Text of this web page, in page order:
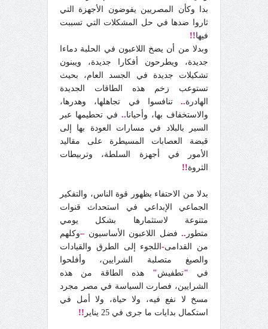
بدا وكأن المصريين يفوضون الأجهزة التي
ثاروا ضدها في حل المشكلات التي تسببت
فيها!!
وبدلا من أن يضخ اللاعبون في الحلبة دماءا
جديدة، ويطرحون أفكارا جديدة، ويبنون
تشكيلات جديدة في الجسد العام، بحيث
تستوعب زخم هذه الطاقات الجديدة
الهادرة.. تنافسوا في تجاهلها، وهدرها،
والاستخفاف بها، وأحيانا.. في تحطيمها عبر
السير بالبلاد في مسارات العودة بها إلى
قبضة العصابات المسيطرة على مقاليد
الأمور في أجهزة السلطة، وتربيطات
الثروة!!
بدلا من الاحتفاء بظهور قوة الناس، والتفكير
الجماعي الإبداعي في استحداث قنوات
متنوعة لاستثمارها بشكل يومي
متطور .. فضل اللاعبون الأساسيون –وكلهم
من القدامى-اللجوء إلى الطرق والقيادات
والصيغ متصلبة الشرايين، وأفلحوا
في "تطفيش" هذه الطاقة من هذه
الشرايين، فصارت السياسة في مصر مجرد
مسخ لا نفع فيه، ولا حياة، ولا أمل في
استكمال بدايات ما جرى في 25 يناير
!!